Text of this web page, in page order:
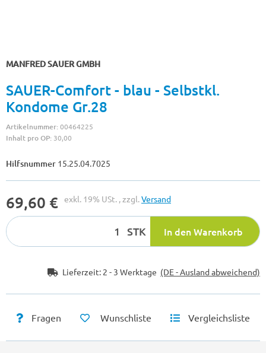
MANFRED SAUER GMBH
SAUER-Comfort - blau - Selbstkl.
Kondome Gr.28
Artikelnummer:00464225
Inhalt pro OP: 30,00
Hilfsnummer 15.25.04.7025
69,60 € exkl. 19% USt. , zzgl.Versand
STK In den Warenkorb
Lieferzeit: 2 - 3 Werktage (DE - Ausland abweichend)
Fragen Wunschliste Vergleichsliste